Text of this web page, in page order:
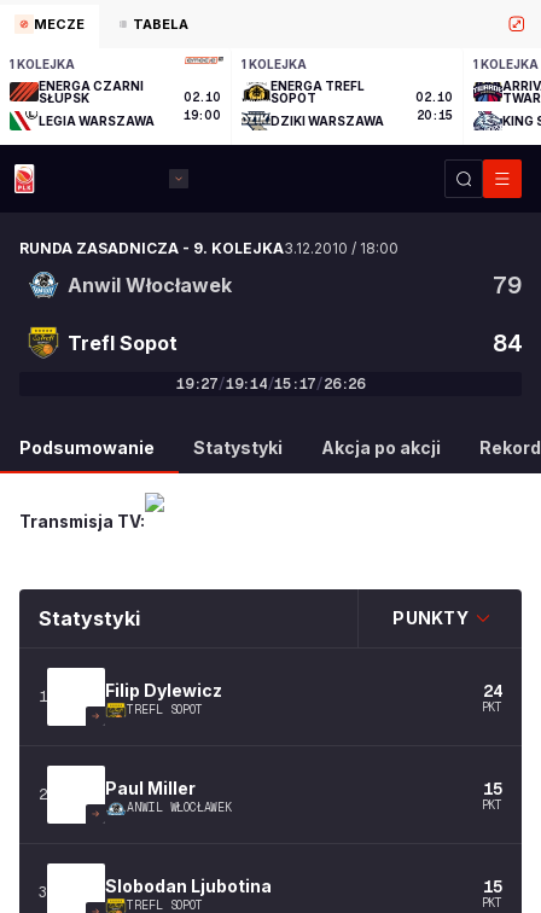
MECZE TABELA
1 KOLEJKA
ENERGA CZARNI
SŁUPSK
LEGIA WARSZAWA
02.10
19:00
1 KOLEJKA
ENERGA TREFL
SOPOT
DZIKI WARSZAWA
02.10
20:15
1 KOLEJKA
KING
RUNDA ZASADNICZA - 9. KOLEJKA3.12.2010 / 18:00
Anwil Włocławek 79
84
Trefl Sopot
19:27/19:14/15:17/26:26
79:84
Podsumowanie Statystyki Akcja po akcji
Transmisja TV:
Statystyki PUNKTY
1 Filip Dylewicz
TREFL SOPOT
24
PKT
2 Paul Miller
ANWIL WŁOCŁAWEK
15
PKT
3 Slobodan Ljubotina
TREFL SOPOT
15
PKT